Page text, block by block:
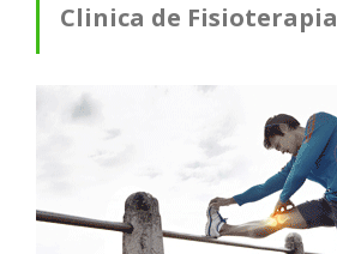
Clinica de Fisioterapia